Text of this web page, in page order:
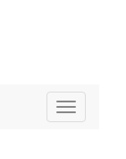
Toggle
navigation